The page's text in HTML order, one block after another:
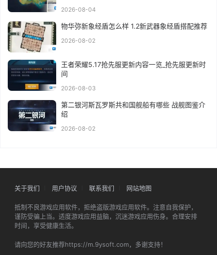
2026-08-04
物华弥新象经盾怎么样 1.2新武器象经盾搭配推荐
2026-08-02
王者荣耀5.17抢先服更新内容一览_抢先服更新时
间
2026-08-03
第二银河斯瓦罗斯共和国舰船有哪些 战舰图鉴介
绍
2026-08-02
关于我们 用户协议 联系我们 网站地图
抵制不良游戏应用软件，拒绝盗版游戏应用软件。注意自我保护，
谨防受骗上当。适度游戏应用益脑，沉迷游戏应用伤身。合理安排
时间，享受健康生活。
请向您的好友推荐https://m.9ysoft.com，多谢支持！